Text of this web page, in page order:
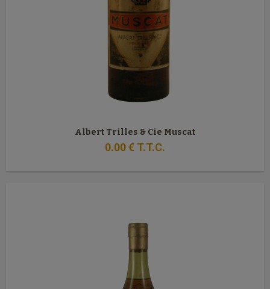
Albert Trilles & Cie Muscat
0.00€ T.T.C.